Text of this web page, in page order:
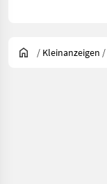
/ Kleinanzeigen /